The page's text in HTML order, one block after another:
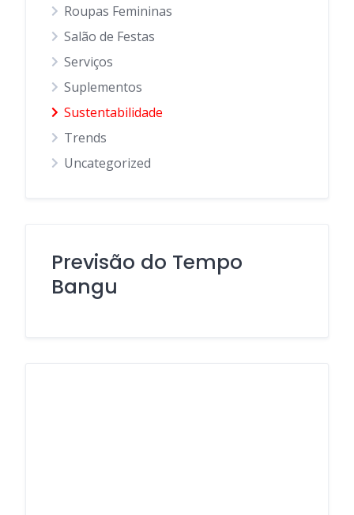
Roupas Femininas
Salão de Festas
Serviços
Suplementos
Sustentabilidade
Trends
Uncategorized
Previsão do Tempo
Bangu